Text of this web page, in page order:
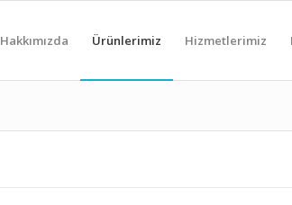
Hakkımızda Ürünlerimiz Hizmetlerimiz